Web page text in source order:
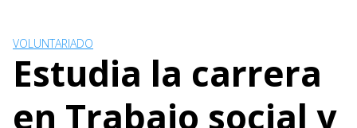
VOLUNTARIADO
Estudia la carrera
en Trabajo social y